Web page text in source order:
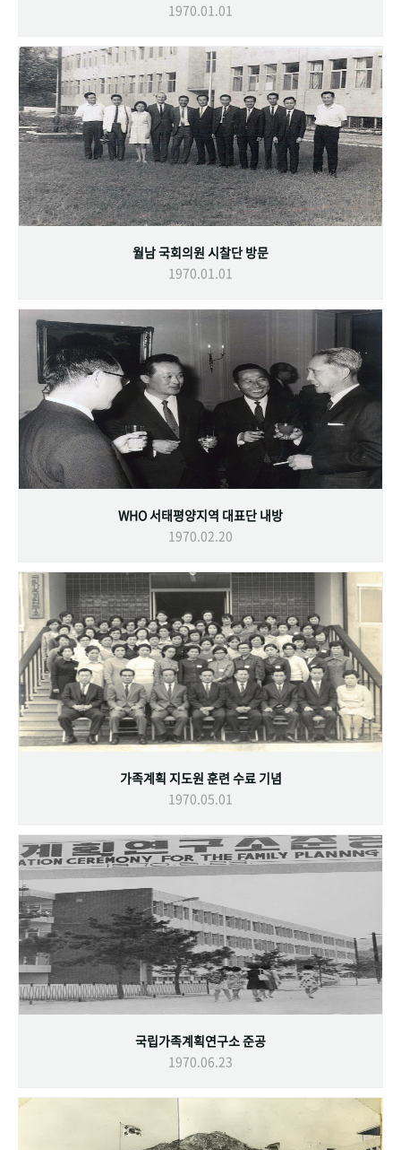
1970.01.01
월남 국회의원 시찰단 방문
1970.01.01
WHO 서태평양지역 대표단 내방
1970.02.20
가족계획 지도원 훈련 수료 기념
1970.05.01
국립가족계획연구소 준공
1970.06.23